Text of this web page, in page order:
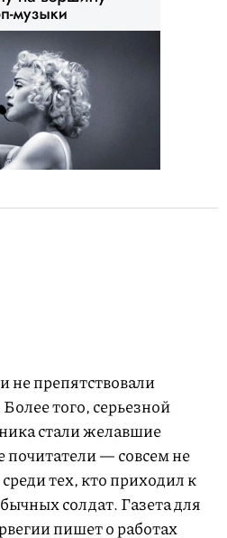
не препятствовали
того, серьезной
стали желавшие
почитатели — совсем не
тех, кто приходил к
солдат. Газета для
пишет о работах